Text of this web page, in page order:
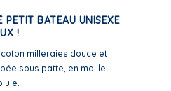
PETIT BATEAU UNISEXE
!
milleraies douce et
sous patte, en maille